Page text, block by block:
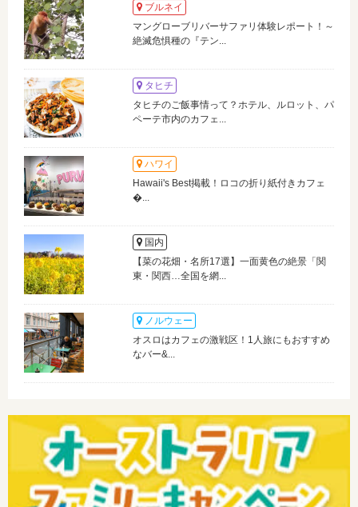
ブルネイ
マングローブリバーサファリ体験レポート！～
絶滅危惧種の『テン...
タヒチ
タヒチのご飯事情って？ホテル、ルロット、パ
ペーテ市内のカフェ...
ハワイ
Hawaii's Best掲載！ロコの折り紙付きカフェ
�...
国内
【菜の花畑・名所17選】一面黄色の絶景「関
東・関西…全国を網...
ノルウェー
オスロはカフェの激戦区！1人旅にもおすすめ
なバー&...